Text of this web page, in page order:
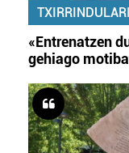
«Entrenatzen
gehiago